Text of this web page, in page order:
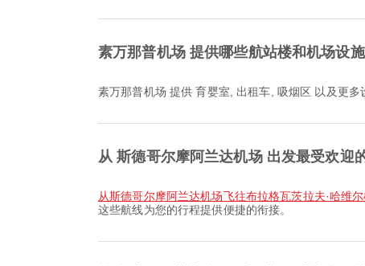
素万那普机场 提供哪些航站楼和机场设施
素万那普机场 提供 育婴室, 出租车, 吸烟区 以及更
从 斯德哥尔摩阿兰达机场 出发最受欢迎
从斯德哥尔摩阿兰达机场飞往布拉格瓦茨拉夫·哈维
这些航线为您的行程提供便捷的衔接。